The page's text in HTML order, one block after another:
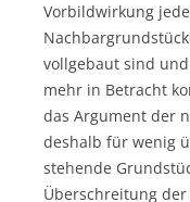
Vorbildwirkung
vollgebaut sind
mehr in Betracht
das Argument der
deshalb für wenig
stehende
Überschreitung